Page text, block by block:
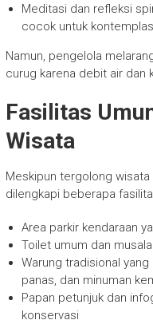
Meditasi dan refleksi
cocok untuk
Namun, pengelola
curug karena debit air dan
Fasilitas
Wisata
Meskipun tergolong wisata
dilengkapi beberapa
Area parkir kendaraan
Toilet umum dan
Warung tradisional
panas, dan minuman
Papan petunjuk dan
konservasi